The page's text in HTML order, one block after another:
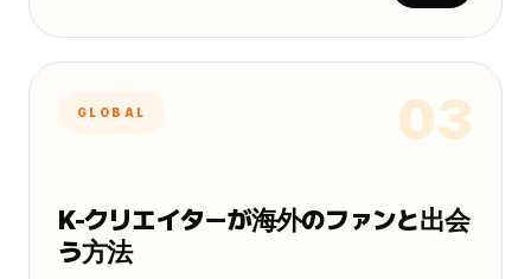
GLOBAL 03
K-クリエイターが海外のファンと出会
う方法